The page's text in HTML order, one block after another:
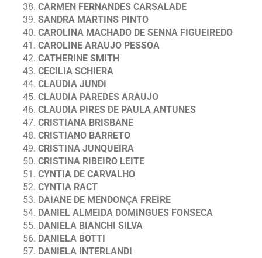
CARMEN FERNANDES CARSALADE
SANDRA MARTINS PINTO
CAROLINA MACHADO DE SENNA FIGUEIREDO
CAROLINE ARAUJO PESSOA
CATHERINE SMITH
CECILIA SCHIERA
CLAUDIA JUNDI
CLAUDIA PAREDES ARAUJO
CLAUDIA PIRES DE PAULA ANTUNES
CRISTIANA BRISBANE
CRISTIANO BARRETO
CRISTINA JUNQUEIRA
CRISTINA RIBEIRO LEITE
CYNTIA DE CARVALHO
CYNTIA RACT
DAIANE DE MENDONÇA FREIRE
DANIEL ALMEIDA DOMINGUES FONSECA
DANIELA BIANCHI SILVA
DANIELA BOTTI
DANIELA INTERLANDI